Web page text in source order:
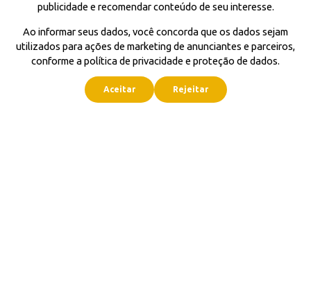
publicidade e recomendar conteúdo de seu interesse.
Ao informar seus dados, você concorda que os dados sejam
utilizados para ações de marketing de anunciantes e parceiros,
conforme a política de privacidade e proteção de dados.
Aceitar Rejeitar